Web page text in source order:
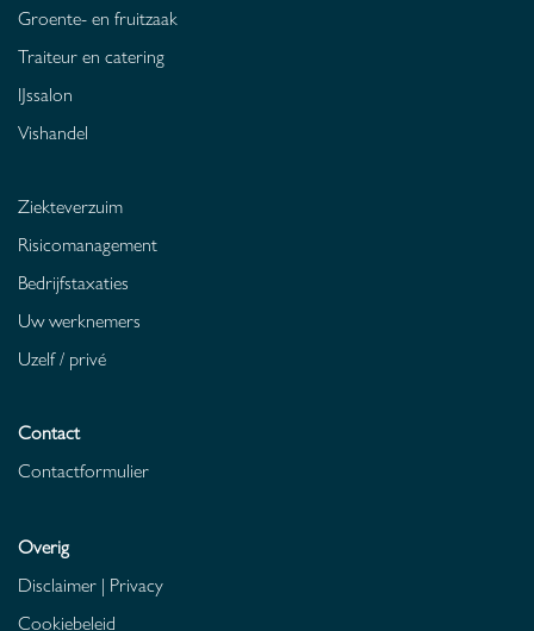
Groente- en fruitzaak
Traiteur en catering
IJssalon
Vishandel
Ziekteverzuim
Risicomanagement
Bedrijfstaxaties
Uw werknemers
Uzelf / privé
Contact
Contactformulier
Overig
Disclaimer | Privacy
Cookiebeleid